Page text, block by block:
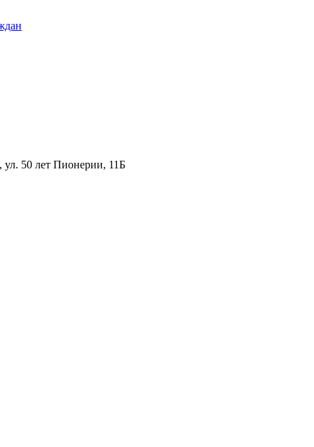
50 лет Пионерии, 11Б